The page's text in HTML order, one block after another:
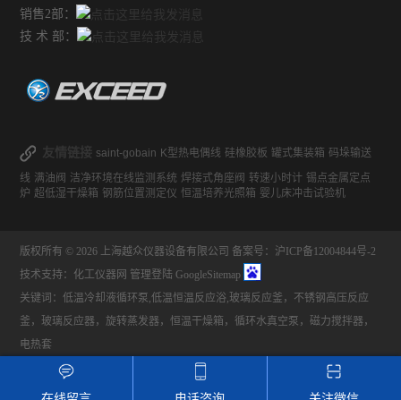
销售2部：
技 术 部：
友情链接 saint-gobain K型热电偶线 硅橡胶板 罐式集装箱 码垛输送
线 满油阀 洁净环境在线监测系统 焊接式角座阀 转速小时计 锡点金属定点
炉 超低湿干燥箱 钢筋位置测定仪 恒温培养光照箱 婴儿床冲击试验机
版权所有 © 2026 上海越众仪器设备有限公司 备案号：沪ICP备12004844号-2
技术支持： 化工仪器网 管理登陆 GoogleSitemap
关键词：低温冷却液循环泵,低温恒温反应浴,玻璃反应釜，不锈钢高压反应
釜，玻璃反应器，旋转蒸发器，恒温干燥箱，循环水真空泵，磁力搅拌器，
电热套